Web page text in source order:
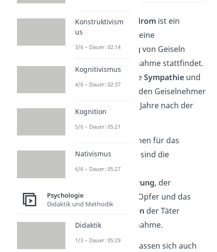
DasStockholm-Syndromist ein
Phänomen, bei dem eine
Verhaltensänderung von Geiseln
während der Geiselnahme stattfindet.
Die dabei entwickelteSympathieund
das
für den Geiselnehmer
dauern meistens bis Jahre nach der
Die drei Hauptursachen für das
Stockholm-Syndrom sind die
stattfindende
Wirklichkeitsverzerrung, der
Kontrollverlust
der Opfer und das
Verhalten der Täter
während der Geiselnahme.
Diese drei Faktoren lassen sich auch
Konstruktivism
us
3/6 – Dauer: 02:14
Kognitivismus
4/6 – Dauer: 02:37
Kognition
5/6 – Dauer: 05:21
Nativismus
6/6 – Dauer: 05:27
Psychologie
Didaktik und Methodik
Didaktik
1/3 – Dauer: 05:29